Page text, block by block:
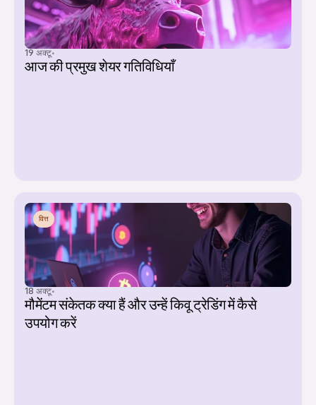
19 अक्टू॰
आज की प्रमुख शेयर गतिविधियाँ
वित्त
18 अक्टू॰
मौमेंटम संकेतक क्या हैं और उन्हें किवू ट्रेडिंग में कैसे
उपयोग करें